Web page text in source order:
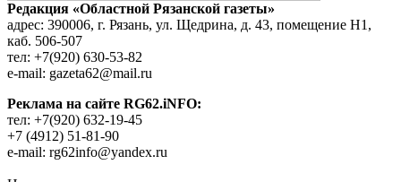
Редакция «Областной Рязанской газеты»
адрес: 390006, г. Рязань, ул. Щедрина, д. 43, помещение Н1,
каб. 506-507
тел: +7(920) 630-53-82
e-mail: gazeta62@mail.ru
Реклама на сайте RG62.iNFO:
тел: +7(920) 632-19-45
+7 (4912) 51-81-90
e-mail: rg62info@yandex.ru